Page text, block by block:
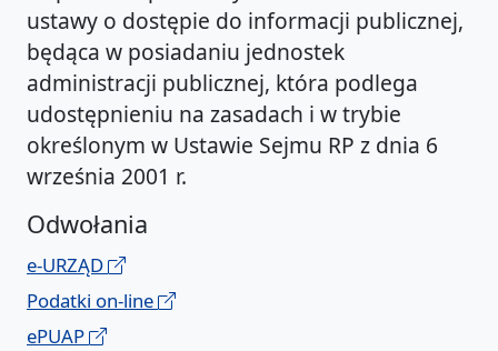
ustawy o dostępie do informacji publicznej,
będąca w posiadaniu jednostek
administracji publicznej, która podlega
udostępnieniu na zasadach i w trybie
określonym w Ustawie Sejmu RP z dnia 6
września 2001 r.
Odwołania
e-URZĄD
Podatki on-line
ePUAP